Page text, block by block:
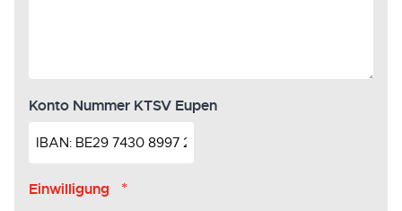
Konto Nummer KTSV Eupen
Einwilligung *